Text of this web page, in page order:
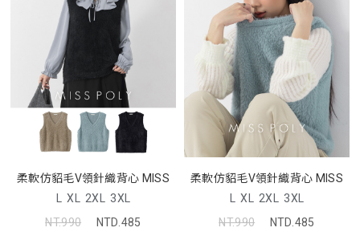
柔軟仿貂毛V領針織背心 MISS
L XL 2XL 3XL
NT.990
NTD.485
柔軟仿貂毛V領針織背心 MISS
L XL 2XL 3XL
NT.990
NTD.485